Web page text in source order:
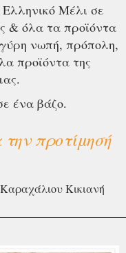
Μέλι σε
& όλα τα προϊόντα
γύρη νωπή, πρόπολη,
προϊόντα της
ένα βάζο.
προτίμησή
Κικιανή